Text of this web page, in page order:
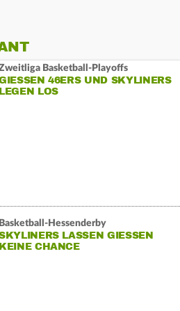
Basketball-Playoffs
46ERS UND SKYLINERS
LEGEN LOS
Basketball-Hessenderby
LASSEN GIESSEN K
EINE CHANCE